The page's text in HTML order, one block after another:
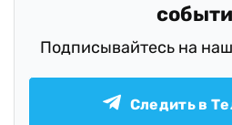
Подписывайтесь на
Следить в